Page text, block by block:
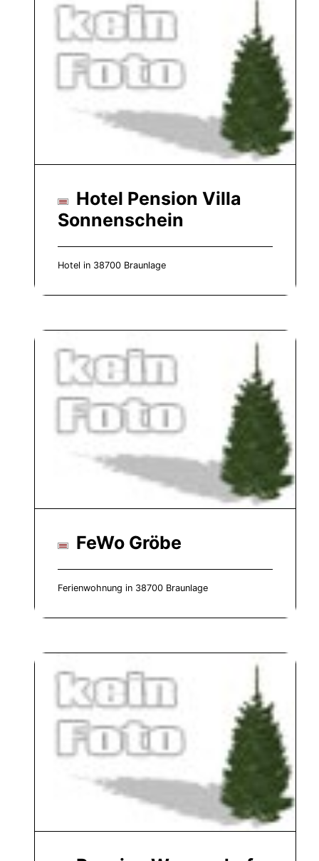
Hotel Pension Villa
Sonnenschein
Hotel in 38700 Braunlage
FeWo Gröbe
Ferienwohnung in 38700 Braunlage